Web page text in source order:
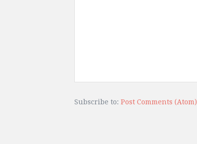
Subscribe to: Post Comments (Atom)